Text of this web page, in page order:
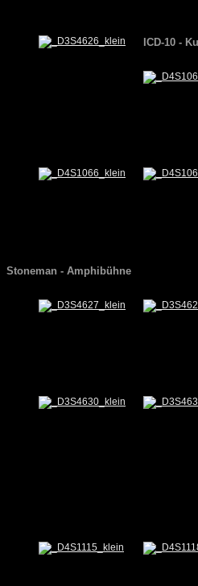
ICD-10 -
Stoneman - Amphibühne